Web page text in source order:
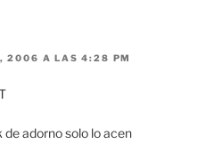
2006 A LAS 4:28 PM
de adorno solo lo acen